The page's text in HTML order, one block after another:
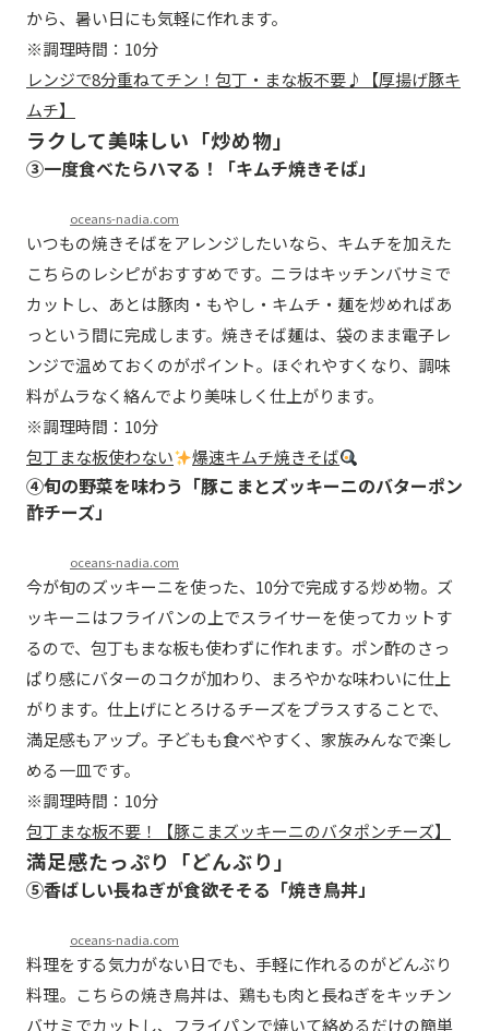
から、暑い日にも気軽に作れます。
※調理時間：10分
レンジで8分重ねてチン！包丁・まな板不要♪【厚揚げ豚キ
ムチ】
ラクして美味しい「炒め物」
③一度食べたらハマる！「キムチ焼きそば」
oceans-nadia.com
いつもの焼きそばをアレンジしたいなら、キムチを加えた
こちらのレシピがおすすめです。ニラはキッチンバサミで
カットし、あとは豚肉・もやし・キムチ・麺を炒めればあ
っという間に完成します。焼きそば麺は、袋のまま電子レ
ンジで温めておくのがポイント。ほぐれやすくなり、調味
料がムラなく絡んでより美味しく仕上がります。
※調理時間：10分
包丁まな板使わない
爆速キムチ焼きそば
④旬の野菜を味わう「豚こまとズッキーニのバターポン
酢チーズ」
oceans-nadia.com
今が旬のズッキーニを使った、10分で完成する炒め物。ズ
ッキーニはフライパンの上でスライサーを使ってカットす
るので、包丁もまな板も使わずに作れます。ポン酢のさっ
ぱり感にバターのコクが加わり、まろやかな味わいに仕上
がります。仕上げにとろけるチーズをプラスすることで、
満足感もアップ。子どもも食べやすく、家族みんなで楽し
める一皿です。
※調理時間：10分
包丁まな板不要！【豚こまズッキーニのバタポンチーズ】
満足感たっぷり「どんぶり」
⑤香ばしい長ねぎが食欲そそる「焼き鳥丼」
oceans-nadia.com
料理をする気力がない日でも、手軽に作れるのがどんぶり
料理。こちらの焼き鳥丼は、鶏もも肉と長ねぎをキッチン
バサミでカットし、フライパンで焼いて絡めるだけの簡単